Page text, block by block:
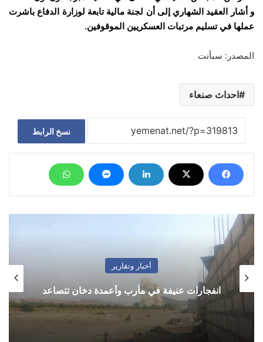
و أشار العقيد الشهاري إلى أن لجنة مالية تابعة لوزارة الدفاع باشرت
عملها في تسليم مرتبات العسكريين الموقوفين.
المصدر: سبأنت
احداث صنعاء
نسخ الرابط
أخبار وتقارير
انفجارات عنيفة في مأرب وأعمدة دخان تتصاعد